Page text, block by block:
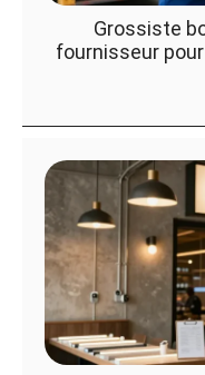
Grossiste
fournisseur